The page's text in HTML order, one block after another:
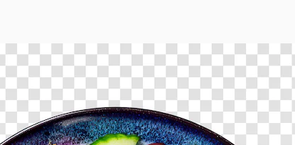
um deine beste
Produkte
Spaces
Loslegen
Academy